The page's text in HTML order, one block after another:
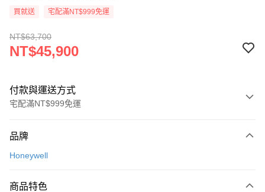
買就送 宅配滿NT$999免運
NT$63,700
NT$45,900
付款與運送方式
宅配滿NT$999免運
信用卡一次付款
3 期 0 利率 每期
品牌
Honeywell
商品特色